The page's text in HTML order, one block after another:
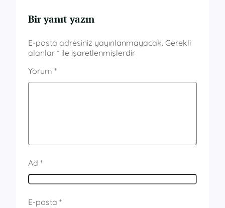
Bir yanıt yazın
E-posta adresiniz yayınlanmayacak. Gerekli
alanlar * ile işaretlenmişlerdir
Yorum *
Ad *
E-posta *